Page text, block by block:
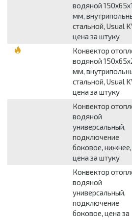
водяной
мм,
стальной, Usual
цена за штуку
Конвектор
водяной
мм,
стальной, Usual
цена за штуку
Конвектор
водяной
универсальный,
подключение
боковое, нижнее,
цена за штуку
Конвектор
водяной
универсальный,
подключение
боковое, цена за